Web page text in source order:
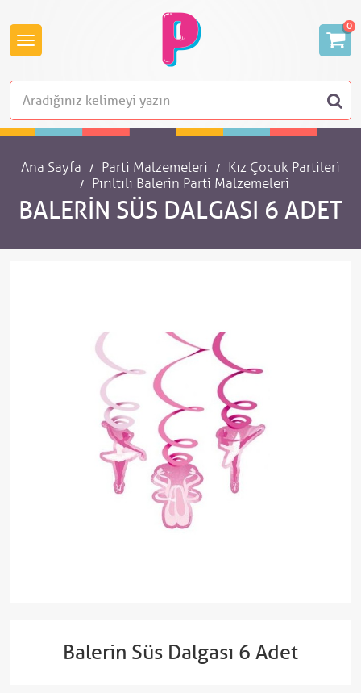
0
Ana Sayfa Parti Malzemeleri
Kız Çocuk Partileri
Pırıltılı Balerin Parti Malzemeleri
BALERIN SÜS DALGASI 6 ADET
Balerin Süs Dalgası 6 Adet